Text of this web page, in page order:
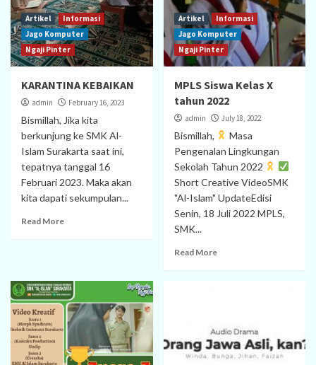
Artikel
Informasi
Jago Komputer
Ngaji Pinter
KARANTINA KEBAIKAN
admin February 16, 2023
Bismillah, Jika kita
berkunjung ke SMK Al-
Islam Surakarta saat ini,
tepatnya tanggal 16
Februari 2023. Maka akan
kita dapati sekumpulan...
Read More
Artikel
Informasi
Jago Komputer
Ngaji Pinter
MPLS Siswa Kelas X
tahun 2022
admin July 18, 2022
Bismillah,
Masa
Pengenalan Lingkungan
Sekolah Tahun 2022
Short Creative VideoSMK
"Al-Islam" UpdateEdisi
Senin, 18 Juli 2022 MPLS,
SMK...
Read More